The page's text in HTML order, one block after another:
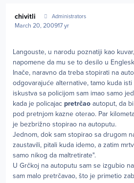
chivitli Administrators
March 20, 200917 yr
Langouste, u narodu poznatiji kao
napomene da mu se to desilo u
Inače, naravno da treba stopirati na
odgovarajuće alternative, tamo kuda
iskustva sa policijom sam imao samo
kada je policajac pretrčao autoput, da
pod pretnjom kazne oterao. Par
je bezbrižno stopirao na autoputu.
Jednom, dok sam stopirao sa drugom
zaustavili, pitali kuda idemo, a zatim
samo nikog da maltretirate".
U Grčkoj na autoputu sam se izgubio
sam malo pretrčavao, što je primetio